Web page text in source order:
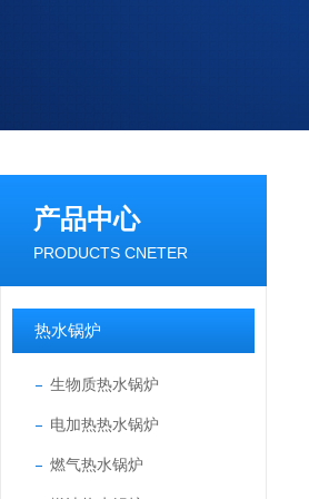
产品中心
PRODUCTS CNETER
热水锅炉
生物质热水锅炉
电加热热水锅炉
燃气热水锅炉